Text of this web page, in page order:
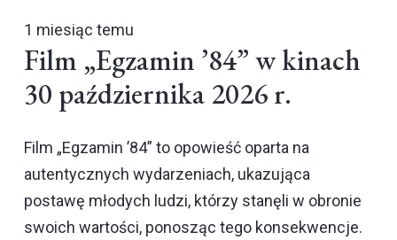
1 miesiąc temu
Film „Egzamin ’84” w kinach
30 października 2026 r.
Film „Egzamin ’84” to opowieść oparta na
autentycznych wydarzeniach, ukazująca
postawę młodych ludzi, którzy stanęli w obronie
swoich wartości, ponosząc tego konsekwencje.